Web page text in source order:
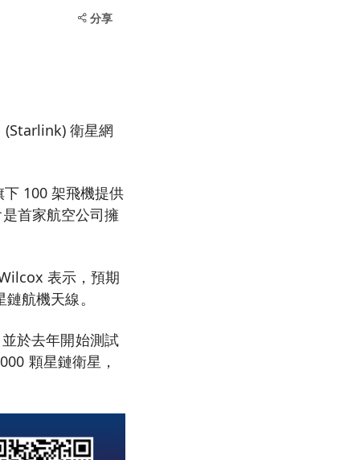
分享
(Starlink) 衛星網
100 架飛機提供
首家航空公司擁
表示，預期
航機天線。
於去年開始測試
顆星鏈衛星，